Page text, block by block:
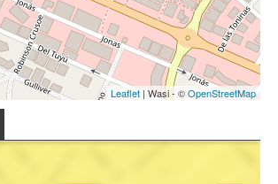
Leaflet | Wasi - ©OpenStreetMap